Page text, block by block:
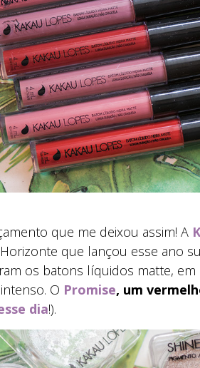
que me deixou assim! A
que lançou esse ano
os batons líquidos matte,
O Promise, um
dia!).